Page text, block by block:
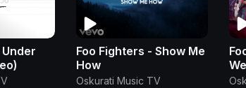
Foo Fighters - Show Me
How
Oskurati Music TV